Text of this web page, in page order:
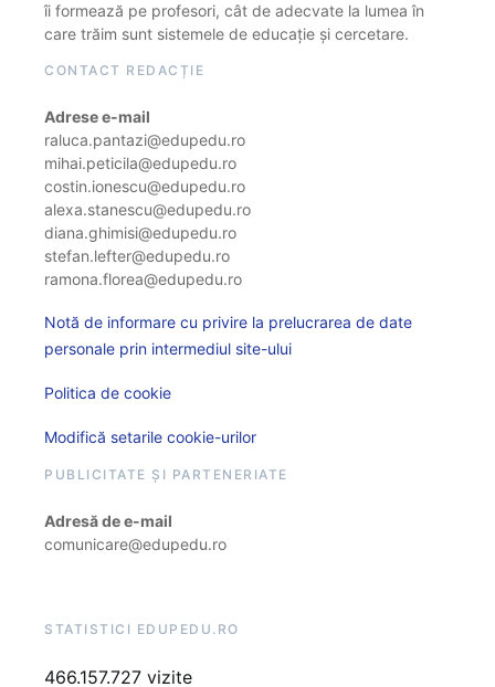
îi formează pe profesori, cât de adecvate la lumea în
care trăim sunt sistemele de educație și cercetare.
CONTACT REDACȚIE
Adrese e-mail
raluca.pantazi@edupedu.ro
mihai.peticila@edupedu.ro
costin.ionescu@edupedu.ro
alexa.stanescu@edupedu.ro
diana.ghimisi@edupedu.ro
stefan.lefter@edupedu.ro
ramona.florea@edupedu.ro
Notă de informare cu privire la prelucrarea de date
personale prin intermediul site-ului
Politica de cookie
Modifică setarile cookie-urilor
PUBLICITATE ȘI PARTENERIATE
Adresă de e-mail
comunicare@edupedu.ro
STATISTICI EDUPEDU.RO
466.157.727 vizite